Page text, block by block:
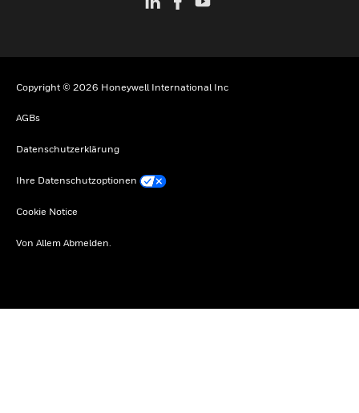
Copyright © 2026 Honeywell International Inc
AGBs
Datenschutzerklärung
Ihre Datenschutzoptionen
Cookie Notice
Von Allem Abmelden.